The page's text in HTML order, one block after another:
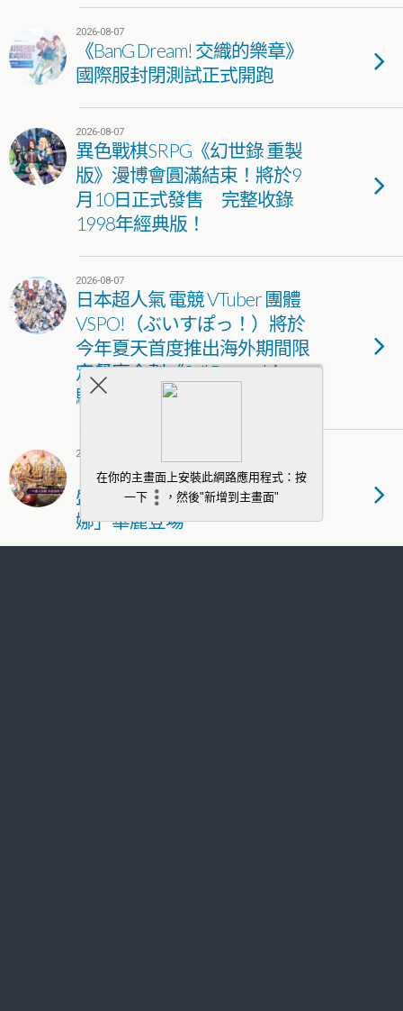
2026-08-07
《BanG Dream! 交織的樂章》
國際服封閉測試正式開跑
2026-08-07
異色戰棋SRPG《幻世錄 重製
版》漫博會圓滿結束！將於9
月10日正式發售 完整收錄
1998年經典版！
2026-08-07
日本超人氣 電競 VTuber 團體
VSPO!（ぶいすぽっ！）將於
今年夏天首度推出海外期間限
定餐廳企劃《Sail Beyond！～
駛向更遠的彼方～》
2026-08-07
《新王者之劍》歡慶二週年！
盛夏慶典狂歡開跑 新角色「黛
娜」華麗登場